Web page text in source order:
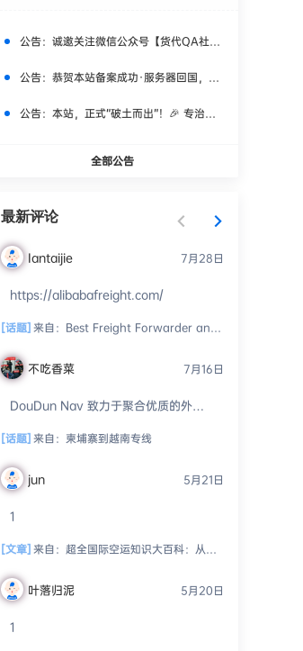
公告： 诚邀关注微信公众号【货代QA社】，获取更多实时干货！
公告： 恭贺本站备案成功·服务器回国，焕新上线！
公告： 本站，正式“破土而出”！🎉 专治货代“水土不服”！🎉🎉🎉
全部公告
最新评论
Iantaijie 7月28日
https://alibabafreight.com/
[话题]来自： Best Freight Forwarder and Customs Broker
不吃香菜 7月16日
DouDun Nav 致力于聚合优质的外贸
道，并通过人工审核进行精细化分
[话题]来自： 柬埔寨到越南专线 ​
jun 5月21日
1
[文章]来自： 超全国际空运知识大百科：从入门到精通，玩转空中物流！
叶落归泥 5月20日
1